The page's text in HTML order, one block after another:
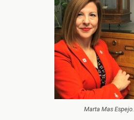
Marta Mas Espejo.